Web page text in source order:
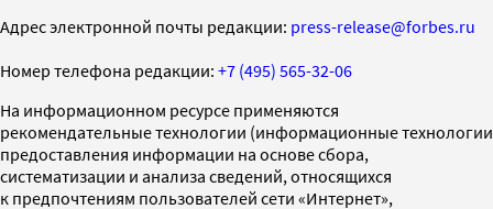
Адрес электронной почты редакции: press-release@forbes.ru
Номер телефона редакции: +7 (495) 565-32-06
На информационном ресурсе применяются
рекомендательные технологии (информационные технологии
предоставления информации на основе сбора,
систематизации и анализа сведений, относящихся
к предпочтениям пользователей сети «Интернет»,